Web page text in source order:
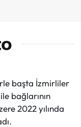
başta İzmirliler
bağlarının
2022 yılında